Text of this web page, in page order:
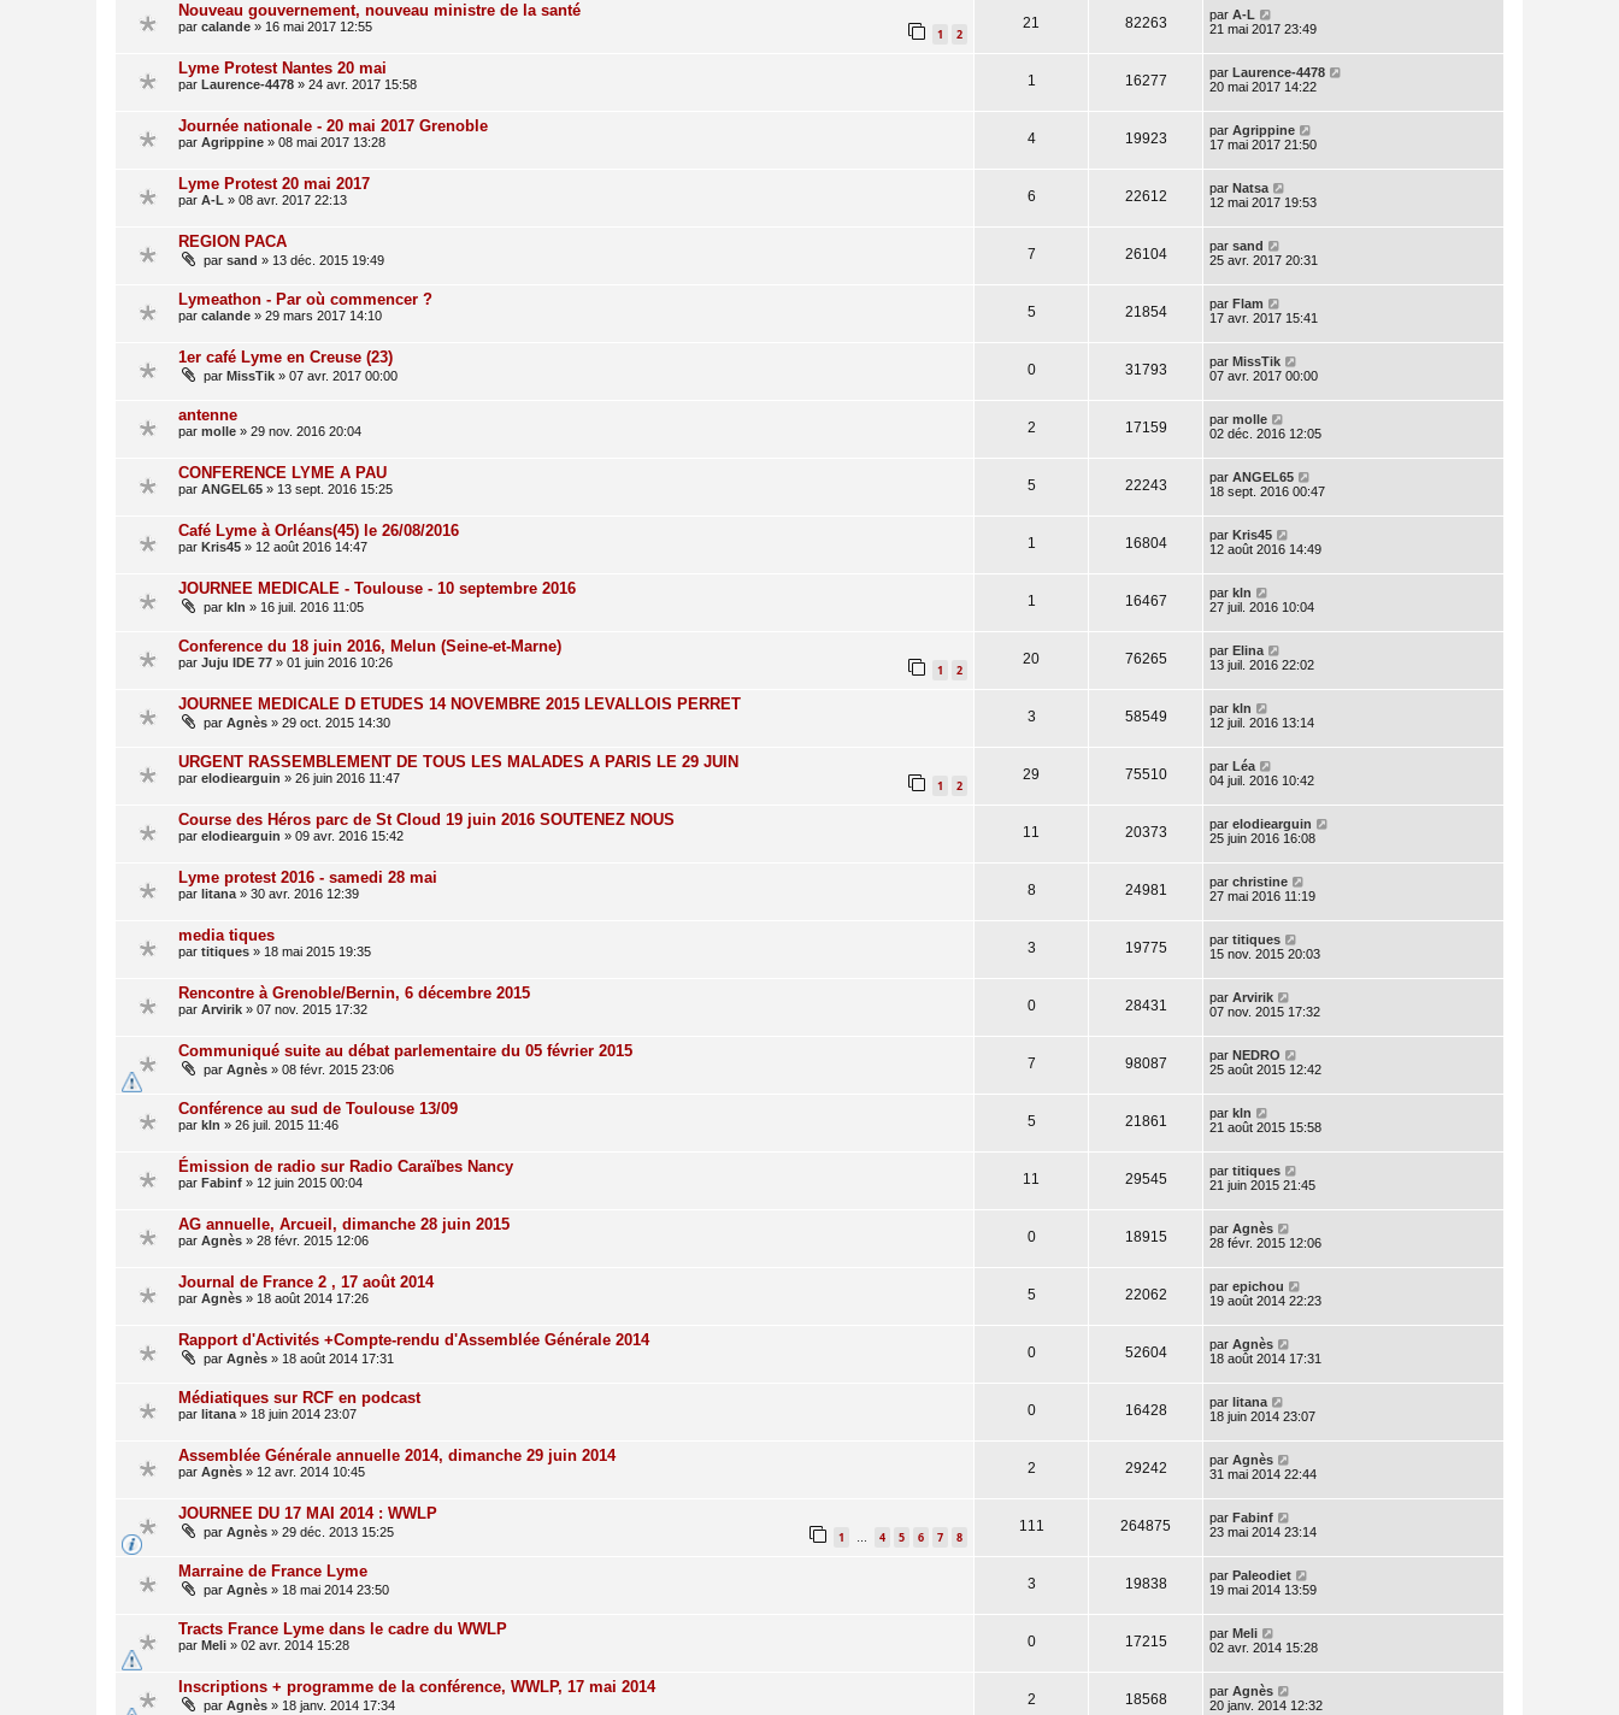
Nouveau gouvernement, nouveau ministre de la santé
par calande » 16 mai 2017 12:55 1 2
21 82263 par A-L
21 mai 2017 23:49
Lyme Protest Nantes 20 mai
par Laurence-4478 » 24 avr. 2017 15:58 1 16277 par Laurence-4478
20 mai 2017 14:22
Journée nationale - 20 mai 2017 Grenoble
par Agrippine » 08 mai 2017 13:28 4 19923 par Agrippine
17 mai 2017 21:50
Lyme Protest 20 mai 2017
par A-L » 08 avr. 2017 22:13 6 22612 par Natsa
12 mai 2017 19:53
REGION PACA
par sand » 13 déc. 2015 19:49 7 26104 par sand
25 avr. 2017 20:31
Lymeathon - Par où commencer ?
par calande » 29 mars 2017 14:10 5 21854 par Flam
17 avr. 2017 15:41
1er café Lyme en Creuse (23)
par MissTik » 07 avr. 2017 00:00 0 31793 par MissTik
07 avr. 2017 00:00
antenne
par molle » 29 nov. 2016 20:04 2 17159 par molle
02 déc. 2016 12:05
CONFERENCE LYME A PAU
par ANGEL65 » 13 sept. 2016 15:25 5 22243 par ANGEL65
18 sept. 2016 00:47
Café Lyme à Orléans(45) le 26/08/2016
par Kris45 » 12 août 2016 14:47 1 16804 par Kris45
12 août 2016 14:49
JOURNEE MEDICALE - Toulouse - 10 septembre 2016
par kln » 16 juil. 2016 11:05 1 16467 par kln
27 juil. 2016 10:04
Conference du 18 juin 2016, Melun (Seine-et-Marne)
par Juju IDE 77 » 01 juin 2016 10:26 1 2
20 76265 par Elina
13 juil. 2016 22:02
JOURNEE MEDICALE D ETUDES 14 NOVEMBRE 2015 LEVALLOIS PERRET
par Agnès » 29 oct. 2015 14:30 3 58549 par kln
12 juil. 2016 13:14
URGENT RASSEMBLEMENT DE TOUS LES MALADES A PARIS LE 29 JUIN
par elodiearguin » 26 juin 2016 11:47 1 2
29 75510 par Léa
04 juil. 2016 10:42
Course des Héros parc de St Cloud 19 juin 2016 SOUTENEZ NOUS
par elodiearguin » 09 avr. 2016 15:42 11 20373 par elodiearguin
25 juin 2016 16:08
Lyme protest 2016 - samedi 28 mai
par litana » 30 avr. 2016 12:39 8 24981 par christine
27 mai 2016 11:19
media tiques
par titiques » 18 mai 2015 19:35 3 19775 par titiques
15 nov. 2015 20:03
Rencontre à Grenoble/Bernin, 6 décembre 2015
par Arvirik » 07 nov. 2015 17:32 0 28431 par Arvirik
07 nov. 2015 17:32
Communiqué suite au débat parlementaire du 05 février 2015
par Agnès » 08 févr. 2015 23:06 7 98087 par NEDRO
25 août 2015 12:42
Conférence au sud de Toulouse 13/09
par kln » 26 juil. 2015 11:46 5 21861 par kln
21 août 2015 15:58
Émission de radio sur Radio Caraïbes Nancy
par Fabinf » 12 juin 2015 00:04 11 29545 par titiques
21 juin 2015 21:45
AG annuelle, Arcueil, dimanche 28 juin 2015
par Agnès » 28 févr. 2015 12:06 0 18915 par Agnès
28 févr. 2015 12:06
Journal de France 2 , 17 août 2014
par Agnès » 18 août 2014 17:26 5 22062 par epichou
19 août 2014 22:23
Rapport d'Activités +Compte-rendu d'Assemblée Générale 2014
par Agnès » 18 août 2014 17:31 0 52604 par Agnès
18 août 2014 17:31
Médiatiques sur RCF en podcast
par litana » 18 juin 2014 23:07 0 16428 par litana
18 juin 2014 23:07
Assemblée Générale annuelle 2014, dimanche 29 juin 2014
par Agnès » 12 avr. 2014 10:45 2 29242 par Agnès
31 mai 2014 22:44
JOURNEE DU 17 MAI 2014 : WWLP
par Agnès » 29 déc. 2013 15:25 1 … 4 5 6 7 8
111 264875 par Fabinf
23 mai 2014 23:14
Marraine de France Lyme
par Agnès » 18 mai 2014 23:50 3 19838 par Paleodiet
19 mai 2014 13:59
Tracts France Lyme dans le cadre du WWLP
par Meli » 02 avr. 2014 15:28 0 17215 par Meli
02 avr. 2014 15:28
Inscriptions + programme de la conférence, WWLP, 17 mai 2014
par Agnès » 18 janv. 2014 17:34 2 18568 par Agnès
20 janv. 2014 12:32